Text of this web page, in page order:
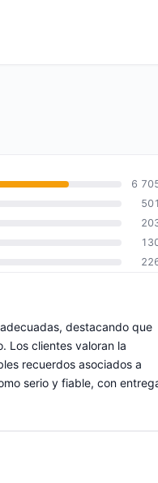
6
501
destacando que
Los clientes valoran la
recuerdos asociados a
serio y fiable, con